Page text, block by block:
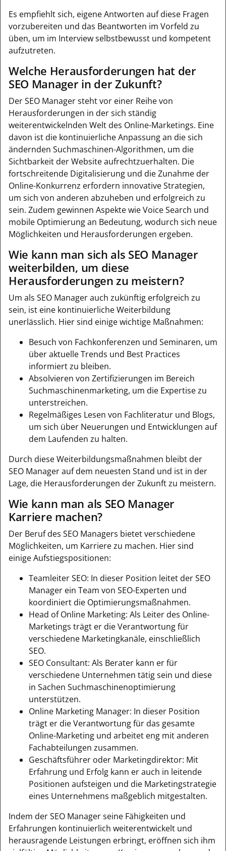
Es empfiehlt sich, eigene Antworten auf diese Fragen
vorzubereiten und das Beantworten im Vorfeld zu
üben, um im Interview selbstbewusst und kompetent
aufzutreten.
Welche Herausforderungen hat der
SEO Manager in der Zukunft?
Der SEO Manager steht vor einer Reihe von
Herausforderungen in der sich ständig
weiterentwickelnden Welt des Online-Marketings. Eine
davon ist die kontinuierliche Anpassung an die sich
ändernden Suchmaschinen-Algorithmen, um die
Sichtbarkeit der Website aufrechtzuerhalten. Die
fortschreitende Digitalisierung und die Zunahme der
Online-Konkurrenz erfordern innovative Strategien,
um sich von anderen abzuheben und erfolgreich zu
sein. Zudem gewinnen Aspekte wie Voice Search und
mobile Optimierung an Bedeutung, wodurch sich neue
Möglichkeiten und Herausforderungen ergeben.
Wie kann man sich als SEO Manager
weiterbilden, um diese
Herausforderungen zu meistern?
Um als SEO Manager auch zukünftig erfolgreich zu
sein, ist eine kontinuierliche Weiterbildung
unerlässlich. Hier sind einige wichtige Maßnahmen:
Besuch von Fachkonferenzen und Seminaren, um
über aktuelle Trends und Best Practices
informiert zu bleiben.
Absolvieren von Zertifizierungen im Bereich
Suchmaschinenmarketing, um die Expertise zu
unterstreichen.
Regelmäßiges Lesen von Fachliteratur und Blogs,
um sich über Neuerungen und Entwicklungen auf
dem Laufenden zu halten.
Durch diese Weiterbildungsmaßnahmen bleibt der
SEO Manager auf dem neuesten Stand und ist in der
Lage, die Herausforderungen der Zukunft zu meistern.
Wie kann man als SEO Manager
Karriere machen?
Der Beruf des SEO Managers bietet verschiedene
Möglichkeiten, um Karriere zu machen. Hier sind
einige Aufstiegspositionen:
Teamleiter SEO: In dieser Position leitet der SEO
Manager ein Team von SEO-Experten und
koordiniert die Optimierungsmaßnahmen.
Head of Online Marketing: Als Leiter des Online-
Marketings trägt er die Verantwortung für
verschiedene Marketingkanäle, einschließlich
SEO.
SEO Consultant: Als Berater kann er für
verschiedene Unternehmen tätig sein und diese
in Sachen Suchmaschinenoptimierung
unterstützen.
Online Marketing Manager: In dieser Position
trägt er die Verantwortung für das gesamte
Online-Marketing und arbeitet eng mit anderen
Fachabteilungen zusammen.
Geschäftsführer oder Marketingdirektor: Mit
Erfahrung und Erfolg kann er auch in leitende
Positionen aufsteigen und die Marketingstrategie
eines Unternehmens maßgeblich mitgestalten.
Indem der SEO Manager seine Fähigkeiten und
Erfahrungen kontinuierlich weiterentwickelt und
herausragende Leistungen erbringt, eröffnen sich ihm